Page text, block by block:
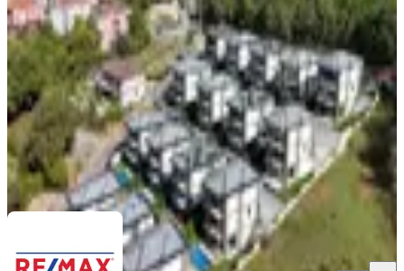
İstanbul, Şile
4+2·236 m²·04.08.2026
130.000 ₺
REMAX ANKA GAYRİMENKULZeynep Şahinoğlu
Ara